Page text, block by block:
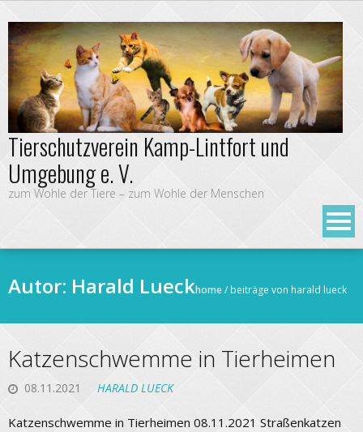
Tierschutzverein Kamp-Lintfort und
Umgebung e. V.
zum Wohle der Tiere – zum Wohle der Menschen
Autor: Harald Lueckhome/ beiträge von harald lueck
Katzenschwemme in Tierheimen
08.11.2021 HARALD LUECK
Katzenschwemme in Tierheimen 08.11.2021 Straßenkatzen